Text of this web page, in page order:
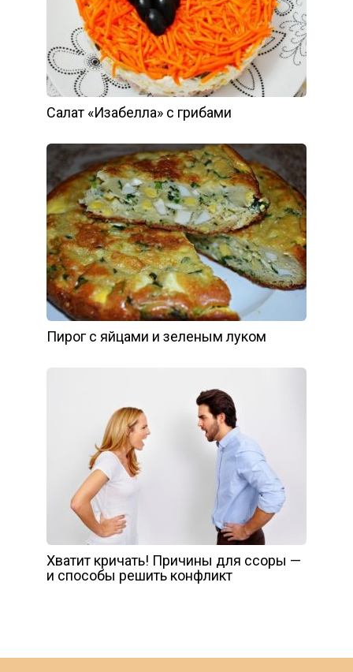
Салат «Изабелла» с грибами
Пирог с яйцами и зеленым луком
Хватит кричать! Причины для ссоры —
и способы решить конфликт